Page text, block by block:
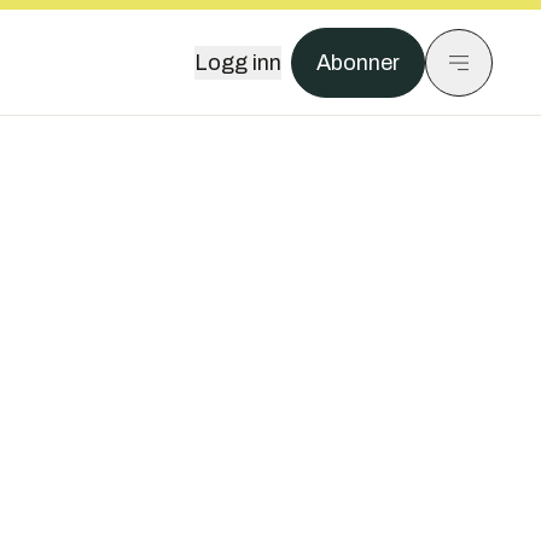
Logg inn Abonner